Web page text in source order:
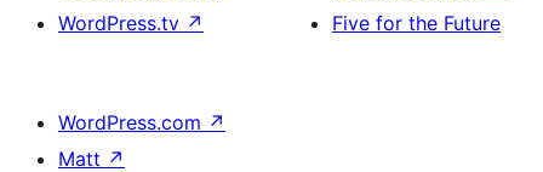
WordPress.tv ↗
Five for the Future
WordPress.com ↗
Matt ↗